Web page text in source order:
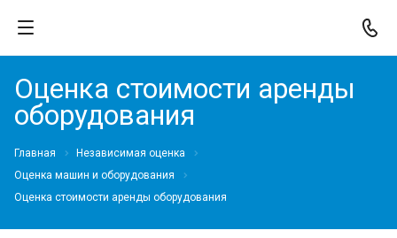
Оценка стоимости аренды
оборудования
Главная
Независимая оценка
Оценка машин и оборудования
Оценка стоимости аренды оборудования